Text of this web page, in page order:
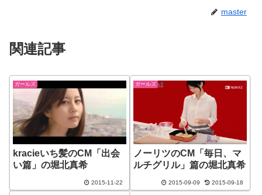
master
関連記事
ガールズ
kracieいち髪のCM「出会
い篇」の堀北真希
2015-11-22
ガールズ
ノーリツのCM「毎日、マ
ルチグリル」篇の堀北真希
2015-09-09 2015-09-18